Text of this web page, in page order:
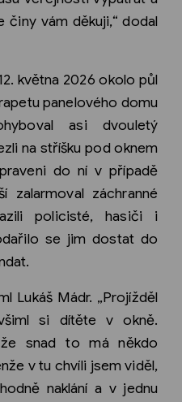
činy vám děkuji,“ dodal
května 2026 okolo půl
panelového domu
asi dvouletý
na stříšku pod oknem
do ní v případě
zalarmoval záchranné
policisté, hasiči i
se jim dostat do
Lukáš Mádr. „Projížděl
si dítěte v okně.
snad to má někdo
v tu chvíli jsem viděl,
naklání a v jednu